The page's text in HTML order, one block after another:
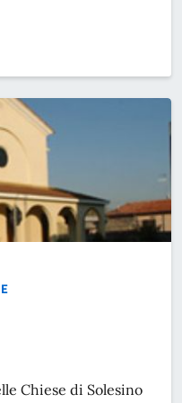
Chiese di Solesino